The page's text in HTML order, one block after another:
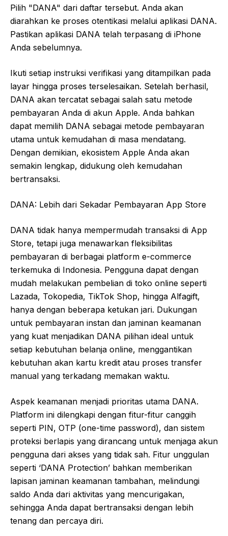
Pilih "DANA" dari daftar tersebut. Anda akan
diarahkan ke proses otentikasi melalui aplikasi DANA.
Pastikan aplikasi DANA telah terpasang di iPhone
Anda sebelumnya.
Ikuti setiap instruksi verifikasi yang ditampilkan pada
layar hingga proses terselesaikan. Setelah berhasil,
DANA akan tercatat sebagai salah satu metode
pembayaran Anda di akun Apple. Anda bahkan
dapat memilih DANA sebagai metode pembayaran
utama untuk kemudahan di masa mendatang.
Dengan demikian, ekosistem Apple Anda akan
semakin lengkap, didukung oleh kemudahan
bertransaksi.
DANA: Lebih dari Sekadar Pembayaran App Store
DANA tidak hanya mempermudah transaksi di App
Store, tetapi juga menawarkan fleksibilitas
pembayaran di berbagai platform e-commerce
terkemuka di Indonesia. Pengguna dapat dengan
mudah melakukan pembelian di toko online seperti
Lazada, Tokopedia, TikTok Shop, hingga Alfagift,
hanya dengan beberapa ketukan jari. Dukungan
untuk pembayaran instan dan jaminan keamanan
yang kuat menjadikan DANA pilihan ideal untuk
setiap kebutuhan belanja online, menggantikan
kebutuhan akan kartu kredit atau proses transfer
manual yang terkadang memakan waktu.
Aspek keamanan menjadi prioritas utama DANA.
Platform ini dilengkapi dengan fitur-fitur canggih
seperti PIN, OTP (one-time password), dan sistem
proteksi berlapis yang dirancang untuk menjaga akun
pengguna dari akses yang tidak sah. Fitur unggulan
seperti ‘DANA Protection’ bahkan memberikan
lapisan jaminan keamanan tambahan, melindungi
saldo Anda dari aktivitas yang mencurigakan,
sehingga Anda dapat bertransaksi dengan lebih
tenang dan percaya diri.